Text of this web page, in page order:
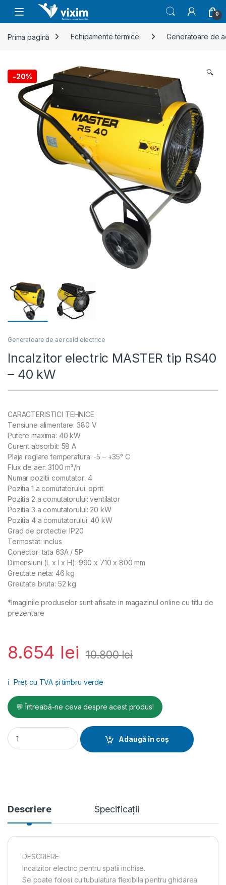
Skip to navigation
Skip to content
0
Prima pagină Echipamente termice Generatoare de
-20% 🔍
Generatoare de aer cald electrice
Incalzitor electric MASTER tip RS40
– 40 kW
CARACTERISTICI TEHNICE
Tensiune alimentare: 380 V
Putere maxima: 40 kW
Curent absorbit: 58 A
Plaja reglare temperatura: -5 – +35° C
Flux de aer: 3100 m³/h
Numar pozitii comutator: 4
Pozitia 1 a comutatorului: oprit
Pozitia 2 a comutatorului: ventilator
Pozitia 3 a comutatorului: 20 kW
Pozitia 4 a comutatorului: 40 kW
Grad de protectie: IP20
Termostat: inclus
Conector: tata 63A / 5P
Dimensiuni (L x l x H): 990 x 710 x 800 mm
Greutate neta: 46 kg
Greutate bruta: 52 kg
*Imaginile produselor sunt afisate in magazinul online cu titlu de
prezentare
8.654 lei 10.800lei
ℹ️ Preț cu TVA și timbru verde
💬 Întreabă-ne ceva despre acest produs!
Incalzitor electric MASTER tip RS40 - 40 kW quantity
Adaugă în coș
Descriere Specificații
DESCRIERE
Incalzitor electric pentru spatii inchise.
Se poate folosi cu tubulatura flexibila pentru ghidarea